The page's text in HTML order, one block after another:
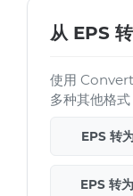
从 EPS
使用
多种其他格式
EPS 转
EPS 转